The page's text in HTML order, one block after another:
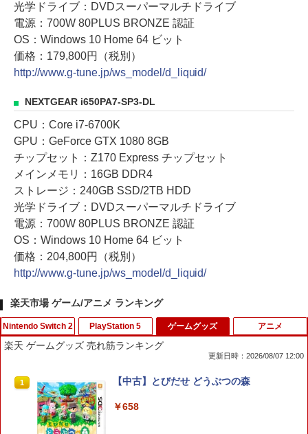
光学ドライブ：DVDスーパーマルチドライブ
電源：700W 80PLUS BRONZE 認証
OS：Windows 10 Home 64 ビット
価格：179,800円（税別）
http://www.g-tune.jp/ws_model/d_liquid/
NEXTGEAR i650PA7-SP3-DL
CPU：Core i7-6700K
GPU：GeForce GTX 1080 8GB
チップセット：Z170 Express チップセット
メインメモリ：16GB DDR4
ストレージ：240GB SSD/2TB HDD
光学ドライブ：DVDスーパーマルチドライブ
電源：700W 80PLUS BRONZE 認証
OS：Windows 10 Home 64 ビット
価格：204,800円（税別）
http://www.g-tune.jp/ws_model/d_liquid/
楽天市場 ゲーム/アニメ ランキング
Nintendo Switch 2
1
【特典】ドラゴンクエストモンスターズ
witch2版(【早期購入封入特典】冒険ス
PlayStation 5
1
【送料無料】(18in1)PS5 コントローラ
ps5 コントローラー ゴム 交換 導電性 L1
ゲームグッズ
楽天 ゲームグッズ 売れ筋ランキング
更新日時：2026/08/07 12:00
1 【中古】とびだせ どうぶつの森
￥658
アニメ